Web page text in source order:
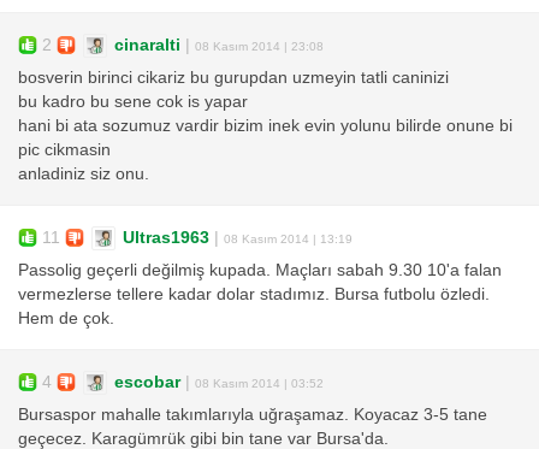
2 cinaralti | 08 Kasım 2014 | 23:08
bosverin birinci cikariz bu gurupdan uzmeyin tatli caninizi
bu kadro bu sene cok is yapar
hani bi ata sozumuz vardir bizim inek evin yolunu bilirde onune bi
pic cikmasin
anladiniz siz onu.
11 Ultras1963 | 08 Kasım 2014 | 13:19
Passolig geçerli değilmiş kupada. Maçları sabah 9.30 10'a falan
vermezlerse tellere kadar dolar stadımız. Bursa futbolu özledi.
Hem de çok.
4 escobar| 08 Kasım 2014 | 03:52
Bursaspor mahalle takımlarıyla uğraşamaz. Koyacaz 3-5 tane
geçecez. Karagümrük gibi bin tane var Bursa'da.